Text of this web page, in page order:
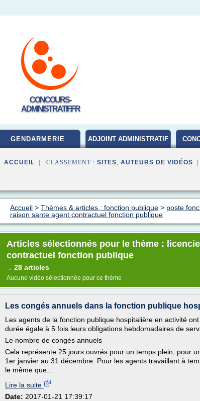
CONCOURS-
ADMINISTRATIF.FR
GENDARMERIE ADJOINT ADMINISTRATIF
ACCUEIL | CLASSEMENT : SITES, AUTEURS DE VIDÉOS |
Accueil > Thèmes & articles : fonction publique > poste
raison sante agent contractuel fonction publique
Articles sélectionnés pour le thème :
contractuel fonction publique
→ 28 articles
Aucune vidéo sélectionnée pour ce thème
Les congés annuels dans la fonction publique
Les agents de la fonction publique hospitalière en activité
durée égale à 5 fois leurs obligations hebdomadaires de
Le nombre de congés annuels
Cela représente 25 jours ouvrés pour un temps plein, pour
1er janvier au 31 décembre. Pour les agents travaillant à
le même que...
Lire la suite
Date: 2017-01-21 17:39:17